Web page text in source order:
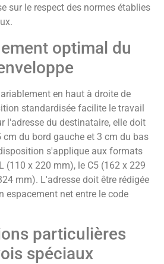
sur le respect des normes établies
optimal du
en haut à droite de
standardisée facilite le travail
l'adresse du destinataire, elle doit
cm du bord gauche et 3 cm du bas
s'applique aux formats
(110 x 220 mm), le C5 (162 x 229
mm). L'adresse doit être rédigée
espacement net entre le code
particulières
spéciaux